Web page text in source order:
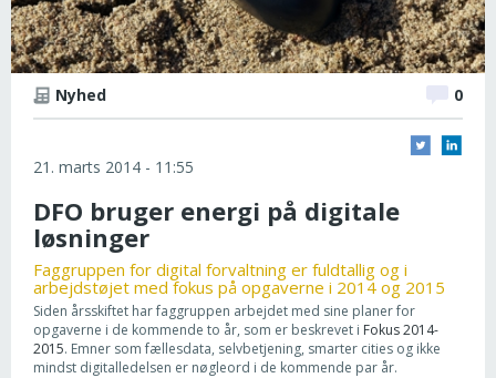
Nyhed 0
21. marts 2014 - 11:55
DFO bruger energi på digitale
løsninger
Faggruppen for digital forvaltning er fuldtallig og i
arbejdstøjet med fokus på opgaverne i 2014 og 2015
Siden årsskiftet har faggruppen arbejdet med sine planer for
opgaverne i de kommende to år, som er beskrevet i Fokus 2014-
2015. Emner som fællesdata, selvbetjening, smarter cities og ikke
mindst digitalledelsen er nøgleord i de kommende par år.